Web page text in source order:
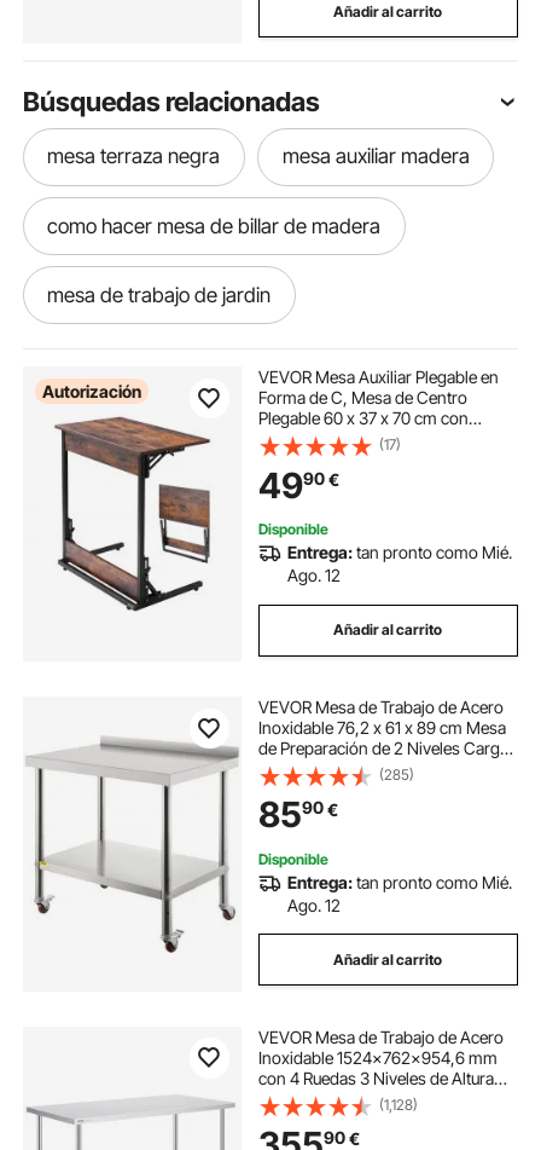
Añadir al carrito
Búsquedas relacionadas
mesa terraza negra mesa auxiliar madera
como hacer mesa de billar de madera
mesa de trabajo de jardin
mesa abatible cocina con
base para fresadora de mesa
mesa d jardin cabina con mesa para dj
Mesa giratoria Horizontal y Vertical
mesa de jardin patas mesa salon cristal
mesa de gabinete
como hacer mesa circular de madera
Autorización
VEVOR Mesa Auxiliar Plegable en
Forma de C, Mesa de Centro
Plegable 60 x 37 x 70 cm con
Estructura de Metal y Patas
Ajustables, Mueble para TV para
Sala de Estar, Dormitorio, Oficina,
Marrón y Negro
(17)
4990€
Disponible
Entrega:tan pronto como Mié.
Ago. 12
Añadir al carrito
VEVOR Mesa de Trabajo de Acero
Inoxidable 76,2 x 61 x 89 cm Mesa
de Preparación de 2 Niveles Carga
de 150kg Mesa de Cocina Estante
Ajustable en Altura para Cocina
Restaurante Bar Garaje al Aire Libre
(285)
8590€
Disponible
Entrega:tan pronto como Mié.
Ago. 12
Añadir al carrito
VEVOR Mesa de Trabajo de Acero
Inoxidable 1524x762x954,6 mm
con 4 Ruedas 3 Niveles de Altura
Ajustables Mesa de Trabajo de
Preparación de Alimentos
Resistente para Cocina Comercial
(1,128)
90€